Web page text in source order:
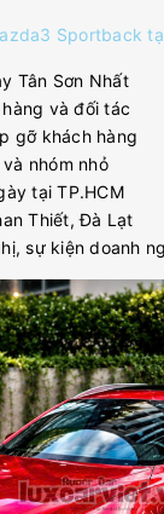
Sportback
Tân Sơn Nhất
và đối tác
gỡ khách hàng
nhóm nhỏ
tại TP.HCM
Thiết, Đà Lạt
sự kiện doanh